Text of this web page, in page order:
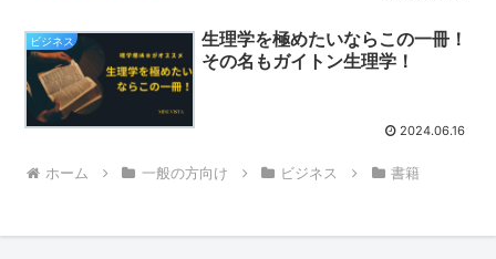
ビジネス
生理学を極めたいならこの一冊！
その名もガイトン生理学！
2024.06.16
ホーム 一般の方向け ビジネス 書籍